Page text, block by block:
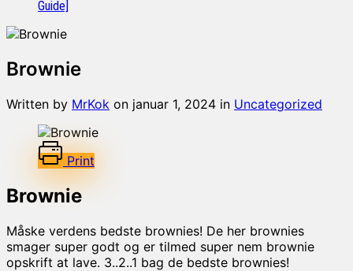
Guide]
Brownie
Written by MrKok on januar 1, 2024 in Uncategorized
Print
Brownie
Måske verdens bedste brownies! De her brownies
smager super godt og er tilmed super nem brownie
opskrift at lave. 3..2..1 bag de bedste brownies!